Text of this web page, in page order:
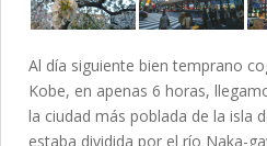
Al día siguiente bien temprano
Kobe, en apenas 6 horas,
la ciudad más poblada de la isla
estaba dividida por el río Naka-